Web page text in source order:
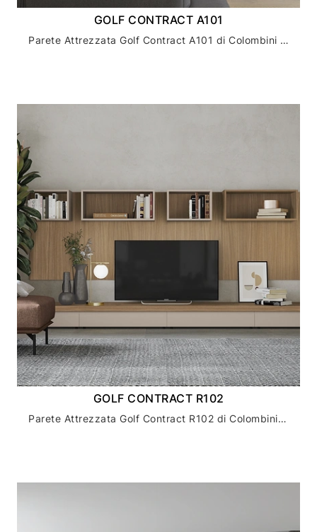
GOLF CONTRACT A101
Parete Attrezzata Golf Contract A101 di Colombini Casa
GOLF CONTRACT R102
Parete Attrezzata Golf Contract R102 di Colombini Casa